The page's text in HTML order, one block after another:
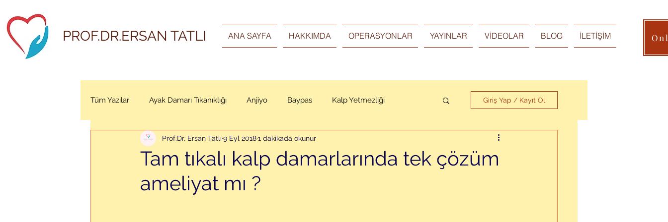
PROF.DR.ERSAN TATLI ANA SAYFA HAKKIMDA OPERASYONLAR YAYINLAR VİDEOLAR BLOG İLETİŞİM
Tüm Yazılar Ayak Damarı Tıkanıklığı Anjiyo Baypas Kalp Yetmezliği Giriş Yap / Kayıt Ol
Tam tıkalı kalp damarlarında tek çözüm
ameliyat mı ?
Prof.Dr. Ersan Tatlı 9 Eyl 20181 dakikada okunur